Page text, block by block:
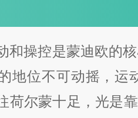
和操控是蒙迪欧的
地位不可动摇，运
荷尔蒙十足，光是